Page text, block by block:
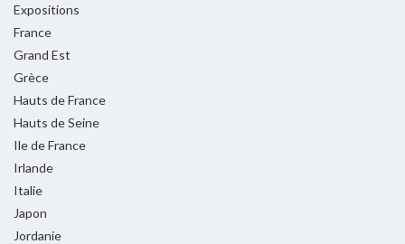
Expositions
France
Grand Est
Grèce
Hauts de France
Hauts de Seine
Ile de France
Irlande
Italie
Japon
Jordanie